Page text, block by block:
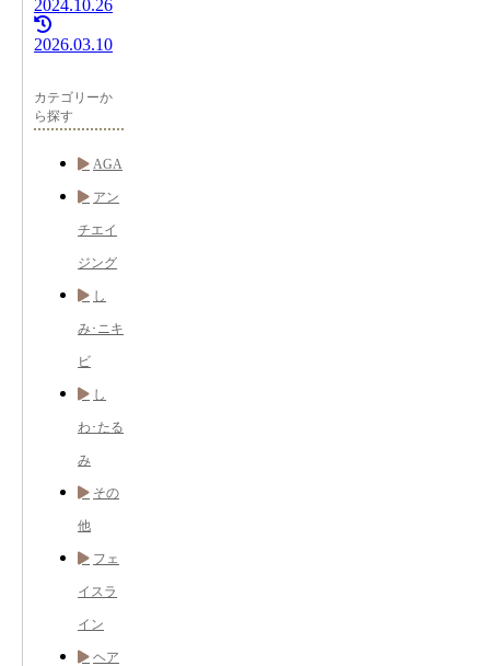
2024.10.26
2026.03.10
カテゴリーか
ら探す
AGA
アン
チエイ
ジング
し
み･ニキ
ビ
し
わ･たる
み
その
他
フェ
イスラ
イン
ヘア